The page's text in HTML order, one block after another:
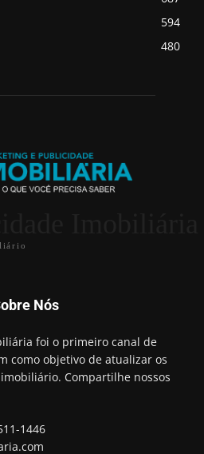
594
480
Nós
foi o primeiro canal de
como objetivo de atualizar os
Compartilhe nossos
1446